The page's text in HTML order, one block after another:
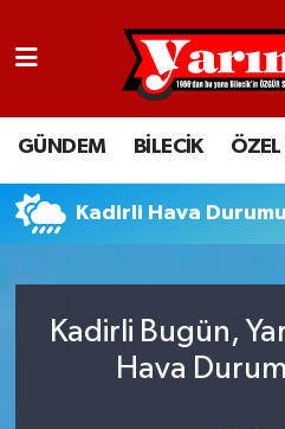
GÜNDEM BİLECİK ÖZEL
Kadirli Hava Durumu
Kadirli Bugün,
Hava
GÜNDEM
BİLECİK
ÖZEL HABER
RESMİ İLANLAR
Bilecik Nöbetçi
Bilecik Hava Durumu
Bilecik Namaz Vakitleri
Süper Lig Puan Durumu